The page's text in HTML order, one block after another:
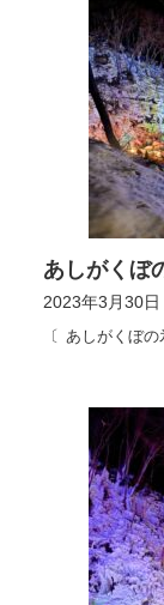
2023年3月30日
あしがくぼの
あしがくぼ